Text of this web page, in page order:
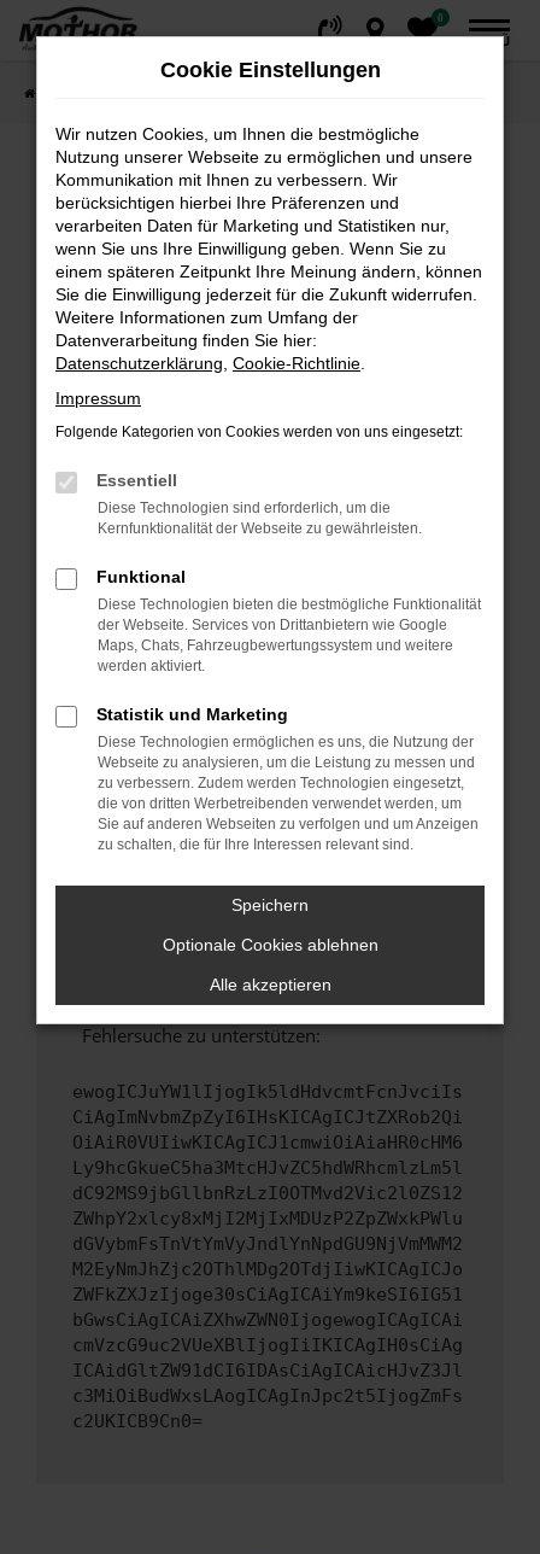
Zum
0
MENÜ
Fehler: Network Error
Beim Laden ist ein Fehler aufgetreten.
Hier sind ein paar Tipps, die dir helfen können:
Überprüfe deine Firewall und deine
Internetverbindung.
Suchmaschine?
Manche Erweiterungen, wie Werbeblocker,
können das Laden bestimmter Seiten
verhindern. Funktioniert die Seite in einem
Fenster?
Starte dein Gerät neu.
Das kann manchmal helfen, vorübergehende
Probleme zu beheben.
Stelle sicher, dass dein Browser und dein
Betriebssystem auf dem neuesten Stand
sind.
Veraltete Software birgt nicht nur ein
Sicherheitsrisiko, sondern kann auch dazu
führen, dass bestimmte Funktionen nicht mehr
Wende dich an den Webseitenbetreiber.
hast, kontaktiere uns bitte. Wir werden
versuchen, das Problem zu beheben. Du kannst
uns diesen Text schicken, um uns bei der
Fehlersuche zu unterstützen:
ewogICJuYW1lIjogIk5ldHdvcmtFcnJvciIs
CiAgImNvbmZpZyI6IHsKICAgICJtZXRob2Qi
OiAiR0VUIiwKICAgICJ1cmwiOiAiaHR0cHM6
Ly9hcGkueC5ha3MtcHJvZC5hdWRhcmlzLm5l
dC92MS9jbGllbnRzLzI0OTMvd2Vic2l0ZS12
ZWhpY2xlcy8xMjI2MjIxMDUzP2ZpZWxkPWlu
dGVybmFsTnVtYmVyJndlYnNpdGU9NjVmMWM2
M2EyNmJhZjc2OThlMDg2OTdjIiwKICAgICJo
ZWFkZXJzIjoge30sCiAgICAiYm9keSI6IG51
bGwsCiAgICAiZXhwZWN0IjogewogICAgICAi
cmVzcG9uc2VUeXBlIjogIiIKICAgIH0sCiAg
ICAidGltZW91dCI6IDAsCiAgICAicHJvZ3Jl
c3MiOiBudWxsLAogICAgInJpc2t5IjogZmFs
c2UKICB9Cn0=
Cookie Einstellungen
Wir nutzen Cookies, um Ihnen die bestmögliche
Nutzung unserer Webseite zu ermöglichen und unsere
Kommunikation mit Ihnen zu verbessern. Wir
berücksichtigen hierbei Ihre Präferenzen und
verarbeiten Daten für Marketing und Statistiken nur,
wenn Sie uns Ihre Einwilligung geben. Wenn Sie zu
einem späteren Zeitpunkt Ihre Meinung ändern, können
Sie die Einwilligung jederzeit für die Zukunft widerrufen.
Weitere Informationen zum Umfang der
Datenverarbeitung finden Sie hier:
Datenschutzerklärung Cookie-Richtlinie
Impressum
Folgende Kategorien von Cookies werden von uns eingesetzt:
Essentiell
Diese Technologien sind erforderlich, um die
Kernfunktionalität der Webseite zu gewährleisten.
Funktional
Diese Technologien bieten die bestmögliche Funktionalität
der Webseite. Services von Drittanbietern wie Google
Maps, Chats, Fahrzeugbewertungssystem und weitere
werden aktiviert.
Statistik und Marketing
Diese Technologien ermöglichen es uns, die Nutzung der
Webseite zu analysieren, um die Leistung zu messen und
zu verbessern. Zudem werden Technologien eingesetzt,
die von dritten Werbetreibenden verwendet werden, um
Sie auf anderen Webseiten zu verfolgen und um Anzeigen
zu schalten, die für Ihre Interessen relevant sind.
Speichern
Optionale Cookies ablehnen
Alle akzeptieren